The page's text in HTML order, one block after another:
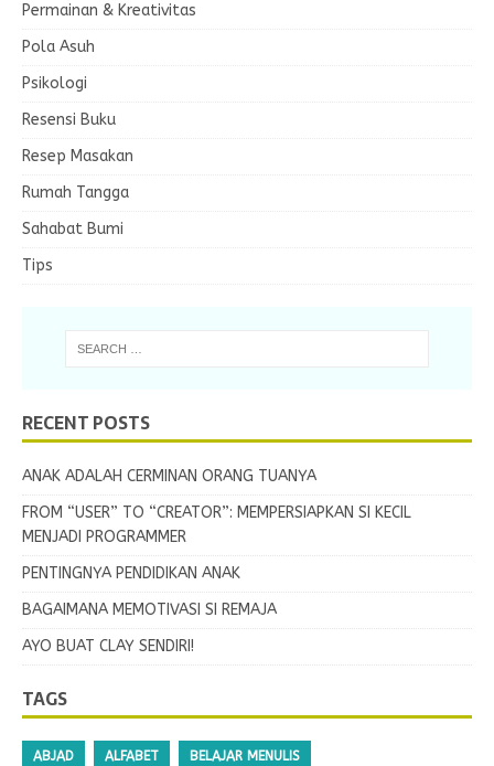
Permainan & Kreativitas
Pola Asuh
Psikologi
Resensi Buku
Resep Masakan
Rumah Tangga
Sahabat Bumi
Tips
RECENT POSTS
ANAK ADALAH CERMINAN ORANG TUANYA
FROM “USER” TO “CREATOR”: MEMPERSIAPKAN SI KECIL
MENJADI PROGRAMMER
PENTINGNYA PENDIDIKAN ANAK
BAGAIMANA MEMOTIVASI SI REMAJA
AYO BUAT CLAY SENDIRI!
TAGS
ABJAD ALFABET BELAJAR MENULIS